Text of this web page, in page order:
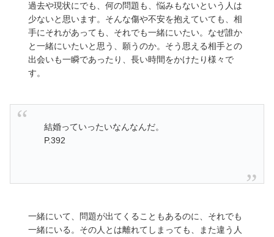
過去や現状にでも、何の問題も、悩みもないという人は
少ないと思います。そんな傷や不安を抱えていても、相
手にそれがあっても、それでも一緒にいたい。なぜ誰か
と一緒にいたいと思う、願うのか。そう思える相手との
出会いも一瞬であったり、長い時間をかけたり様々で
す。
結婚っていったいなんなんだ。
P.392
一緒にいて、問題が出てくることもあるのに、それでも
一緒にいる。その人とは離れてしまっても、また違う人